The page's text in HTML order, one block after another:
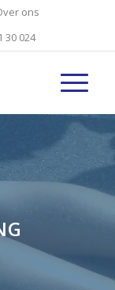
ons
30 024